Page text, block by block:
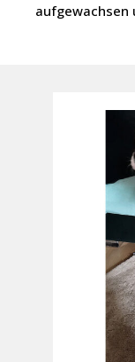
aufgewachsen